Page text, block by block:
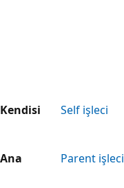
Kendisi
Self işleci
Ana Parent işleci